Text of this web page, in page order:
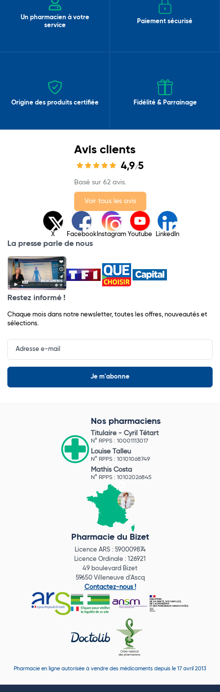
Un pharmacien à votre
service
Paiement sécurisé
Origine des produits certifiée Fidélité & Parrainage
Avis clients
4,9/5
Basé sur 62 avis.
Voir tous les avis
X Facebook Instagram Youtube LinkedIn
La presse parle de nous
Restez informé !
Chaque mois dans notre newsletter, toutes les offres, nouveautés et
sélections.
Input
Newsletter
Nos pharmaciens
Titulaire - Cyril Tétart
N° RPPS : 10001113017
Louise Talleu
N° RPPS : 10101068749
Mathis Costa
N° RPPS : 10102026845
Pharmacie du Bizet
Licence ARS : 590009874
Licence Ordinale : 126921
49 boulevard Bizet
59650 Villeneuve d'Ascq
Contactez-nous !
Pharmacie en ligne autorisée à vendre des médicaments depuis le 17 avril 2013